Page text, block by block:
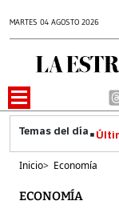
MARTES 04 AGOSTO 2026
Inicio> Economía
ECONOMÍA